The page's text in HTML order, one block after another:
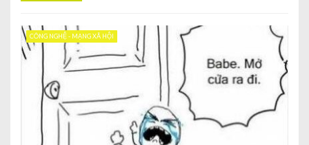
CÔNG NGHỆ - MẠNG XÃ HỘI